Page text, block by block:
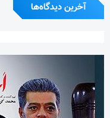
آخرین دیدگاه‌ها